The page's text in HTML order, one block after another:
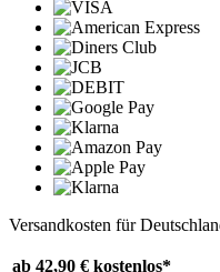
Versandkosten für
ab 42,90 € kostenlos*